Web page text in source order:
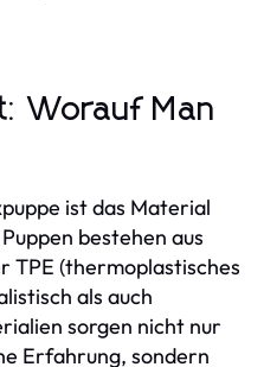
Worauf Man
ist das Material
bestehen aus
TPE (thermoplastisches
als auch
sorgen nicht nur
Erfahrung, sondern